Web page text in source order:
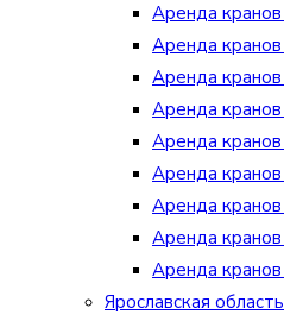
Аренда
Аренда
Аренда
Аренда
Аренда
Аренда
Аренда
Аренда
Аренда кранов
Ярославская область